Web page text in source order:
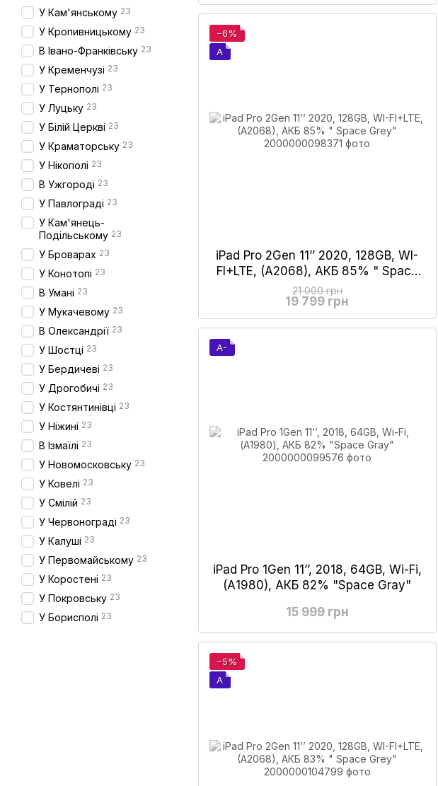
−6%
A
iPad Pro 2Gen 11’’ 2020, 128GB, WI-
FI+LTE, (A2068), АКБ 85% " Space
Grey"
21 000 грн
19 799 грн
A-
iPad Pro 1Gen 11’’, 2018, 64GB, Wi-Fi,
(А1980), АКБ 82% "Space Gray"
15 999 грн
−5%
A
У Кам'янському 23
У Кропивницькому 23
В Івано-Франківську 23
У Кременчузі 23
У Тернополі 23
У Луцьку 23
У Білій Церкві 23
У Краматорську 23
У Нікополі 23
В Ужгороді 23
У Павлограді 23
У Кам'янець-
Подільському 23
У Броварах 23
У Конотопі 23
В Умані 23
У Мукачевому 23
В Олександрії 23
У Шостці 23
У Бердичеві 23
У Дрогобичі 23
У Костянтинівці 23
У Ніжині 23
В Ізмаїлі 23
У Новомосковську 23
У Ковелі 23
У Смілій 23
У Червонограді 23
У Калуші 23
У Первомайському 23
У Коростені 23
У Покровську 23
У Борисполі 23